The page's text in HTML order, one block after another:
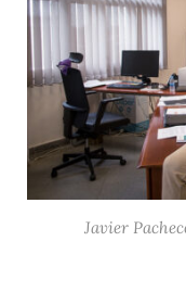
Javier